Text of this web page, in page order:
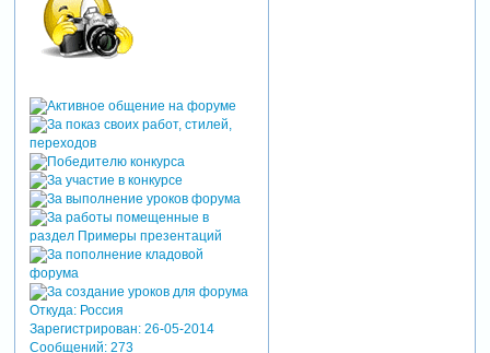
Откуда:Россия
Зарегистрирован: 26-05-2014
Сообщений:273